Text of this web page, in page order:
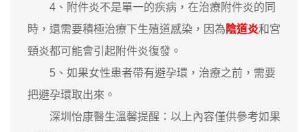
4、附件炎不是單一的疾病，在治療附件炎的同
時，還需要積極治療下生殖道感染，因為 陰道炎和宮
頸炎都可能會引起附件炎復發。
5、如果女性患者帶有避孕環，治療之前，需要
把避孕環取出來。
深圳怡康醫生溫馨提醒：以上內容僅供參考如果